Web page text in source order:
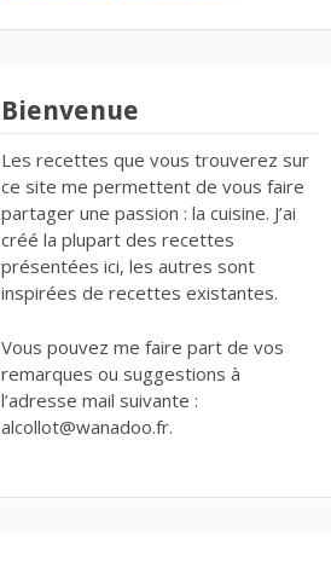
Bienvenue
Les recettes que vous trouverez sur
ce site me permettent de vous faire
partager une passion : la cuisine. J’ai
créé la plupart des recettes
présentées ici, les autres sont
inspirées de recettes existantes.
Vous pouvez me faire part de vos
remarques ou suggestions à
l’adresse mail suivante :
alcollot@wanadoo.fr.